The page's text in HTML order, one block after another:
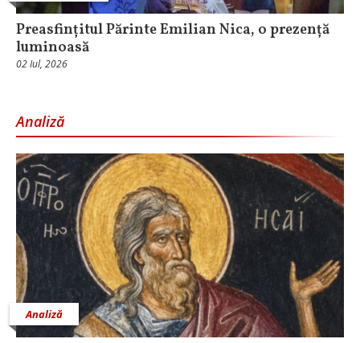
Preasfințitul Părinte Emilian Nica, o prezență
luminoasă
02 Iul, 2026
Analiză
Analiză